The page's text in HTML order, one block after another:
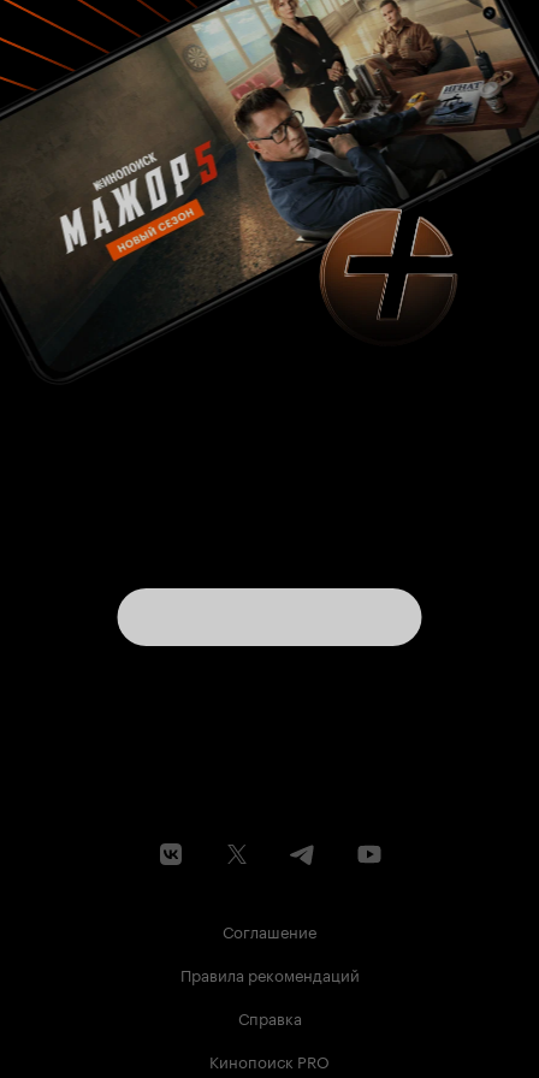
мебельном зале. Мэри (норвежка Ренате
Реинсве, запомнившаяся главной ролью в
драме «Худший человек на свете») – куда более
сложный персонаж: тут и детские
воспоминания о психически больной матери и
сносе их дома, и имитация эмпатии, под
которой скрывается скепсис и равнодушие, и
очередная фальшивая «селф-хелп» литература
про «внутренние окна». Мы следим за героями,
как смотрели бы ученые на крыс, запущенных в
опасный лабиринт: а что с ними будет? А как
они справятся? Непонимание источника
угрозы только усиливает давление на
персонажей, тем интереснее смотреть.
Парсонс сказал, что вдохновлялся не столько
режиссерами, сколько существующими медиа:
от искусства (в один из моментов фильм
Соглашение
Правила рекомендаций
Справка
Кинопоиск PRO